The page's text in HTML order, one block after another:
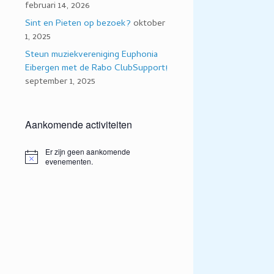
februari 14, 2026
Sint en Pieten op bezoek? oktober
1, 2025
Steun muziekvereniging Euphonia
Eibergen met de Rabo ClubSupport!
september 1, 2025
Aankomende activiteiten
Bericht
Er zijn geen aankomende
evenementen.